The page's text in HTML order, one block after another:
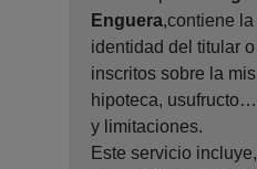
Enguera,contiene
identidad del titular
inscritos sobre la
hipoteca,
y limitaciones.
Este servicio